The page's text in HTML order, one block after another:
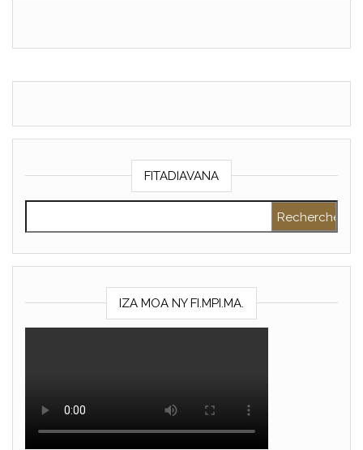
FITADIAVANA
IZA MOA NY FI.MPI.MA.